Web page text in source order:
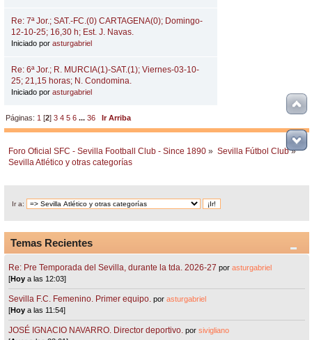
Re: 7ª Jor.; SAT.-FC.(0) CARTAGENA(0); Domingo-
12-10-25; 16,30 h; Est. J. Navas.
Iniciado por asturgabriel
Re: 6ª Jor.; R. MURCIA(1)-SAT.(1); Viernes-03-10-
25; 21,15 horas; N. Condomina.
Iniciado por asturgabriel
Páginas: 1 [2]3 4 5 6 ...36 Ir Arriba
Foro Oficial SFC - Sevilla Football Club - Since 1890 » Sevilla Fútbol Club»
Sevilla Atlético y otras categorías
Ir a:
Temas Recientes
Re: Pre Temporada del Sevilla, durante la tda. 2026-27 porasturgabriel
[Hoy a las 12:03]
Sevilla F.C. Femenino. Primer equipo. porasturgabriel
[Hoy a las 11:54]
JOSÉ IGNACIO NAVARRO. Director deportivo. porsivigliano